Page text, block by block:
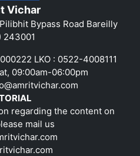
Vichar
Bypass Road Bareilly
243001
LKO : 0522-4008111
09:00am-06:00pm
regarding the content on
mail us